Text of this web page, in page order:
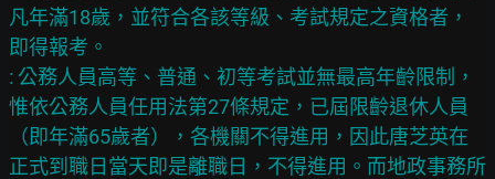
凡年滿18歲，並符合各該等級、考試規定之資格者，
即得報考。
: 公務人員高等、普通、初等考試並無最高年齡限制，
惟依公務人員任用法第27條規定，已屆限齡退休人員
（即年滿65歲者），各機關不得進用，因此唐芝英在
正式到職日當天即是離職日，不得進用。而地政事務所